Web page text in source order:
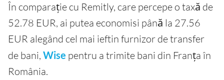
În comparație cu Remitly, care percepe o taxă de
52.78 EUR, ai putea economisi până la 27.56
EUR alegând cel mai ieftin furnizor de transfer
de bani, Wise pentru a trimite bani din Franța în
România.